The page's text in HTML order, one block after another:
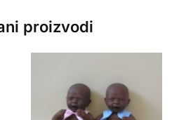
proizvodi